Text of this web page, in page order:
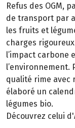
Refus des OGM,
de transport par
les fruits et
charges
l’impact carbone
l’environnement.
qualité rime avec
élaboré un
légumes bio.
Découvrez celui